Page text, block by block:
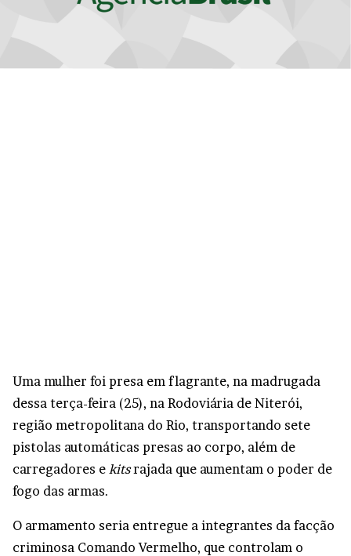
Uma mulher foi presa em flagrante, na madrugada
dessa terça-feira (25), na Rodoviária de Niterói,
região metropolitana do Rio, transportando sete
pistolas automáticas presas ao corpo, além de
carregadores e kitsrajada que aumentam o poder de
fogo das armas.
O armamento seria entregue a integrantes da facção
criminosa Comando Vermelho, que controlam o